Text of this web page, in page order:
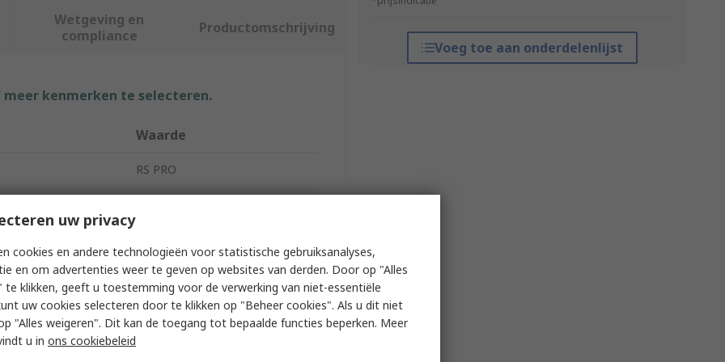
Voeg toe aan onderdelenlijst
Wetgeving en
compliance
Productomschrijving
kenmerken te selecteren.
Waarde
RS PRO
F Connector
5.3mm
Impedance
uw privacy
cookies en andere technologieën voor statistische gebruiksanalyses,
en om advertenties weer te geven op websites van derden. Door op "Alles
te klikken, geeft u toestemming voor de verwerking van niet-essentiële
uw cookies selecteren door te klikken op "Beheer cookies". Als u dit niet
"Alles weigeren". Dit kan de toegang tot bepaalde functies beperken. Meer
u in ons cookiebeleid